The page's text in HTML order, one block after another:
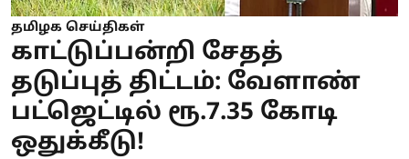
தமிழக செய்திகள்
காட்டுப்பன்றி சேதத்
தடுப்புத் திட்டம்: வேளாண்
பட்ஜெட்டில் ரூ.7.35 கோடி
ஒதுக்கீடு!